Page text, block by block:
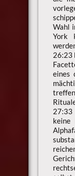
Wahl
York
26:23
eines
keine